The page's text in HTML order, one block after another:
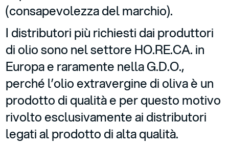
(consapevolezza del marchio).
I distributori più richiesti dai produttori
di olio sono nel settore HO.RE.CA. in
Europa e raramente nella G.D.O.,
perché l’olio extravergine di oliva è un
prodotto di qualità e per questo motivo
rivolto esclusivamente ai distributori
legati al prodotto di alta qualità.